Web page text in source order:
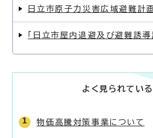
日立市原子力災害広域避難計
「日立市屋内退避及び避難誘導
よく見られてい
物価高騰対策事業について